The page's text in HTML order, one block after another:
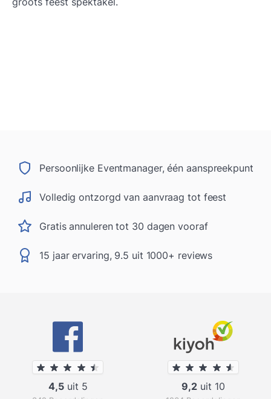
Persoonlijke Eventmanager, één aanspreekpunt
Volledig ontzorgd van aanvraag tot feest
Gratis annuleren tot 30 dagen vooraf
15 jaar ervaring, 9.5 uit 1000+ reviews
4,5uit 5 9,2 uit 10